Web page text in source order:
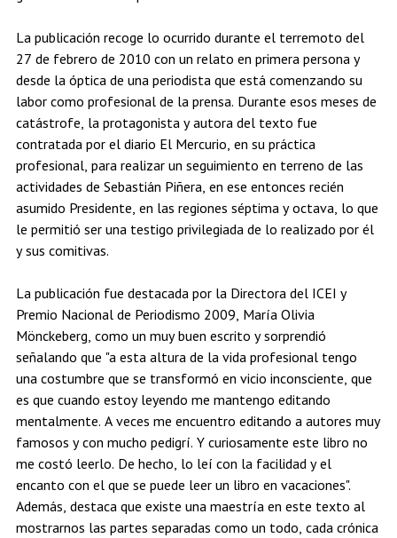
La publicación recoge lo ocurrido durante el terremoto del
27 de febrero de 2010 con un relato en primera persona y
desde la óptica de una periodista que está comenzando su
labor como profesional de la prensa. Durante esos meses de
catástrofe, la protagonista y autora del texto fue
contratada por el diario El Mercurio, en su práctica
profesional, para realizar un seguimiento en terreno de las
actividades de Sebastián Piñera, en ese entonces recién
asumido Presidente, en las regiones séptima y octava, lo que
le permitió ser una testigo privilegiada de lo realizado por él
y sus comitivas.
La publicación fue destacada por la Directora del ICEI y
Premio Nacional de Periodismo 2009, María Olivia
Mönckeberg, como un muy buen escrito y sorprendió
señalando que "a esta altura de la vida profesional tengo
una costumbre que se transformó en vicio inconsciente, que
es que cuando estoy leyendo me mantengo editando
mentalmente. A veces me encuentro editando a autores muy
famosos y con mucho pedigrí. Y curiosamente este libro no
me costó leerlo. De hecho, lo leí con la facilidad y el
encanto con el que se puede leer un libro en vacaciones".
Además, destaca que existe una maestría en este texto al
mostrarnos las partes separadas como un todo, cada crónica